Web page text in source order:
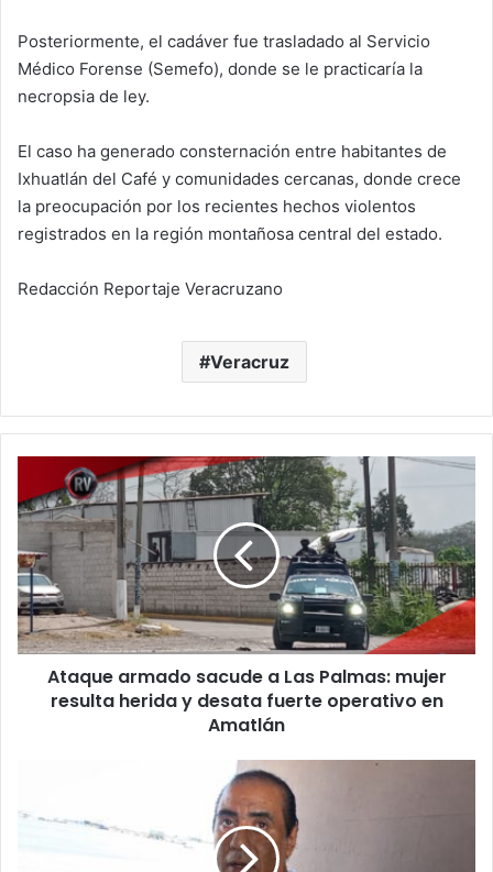
Posteriormente, el cadáver fue trasladado al Servicio
Médico Forense (Semefo), donde se le practicaría la
necropsia de ley.
El caso ha generado consternación entre habitantes de
Ixhuatlán del Café y comunidades cercanas, donde crece
la preocupación por los recientes hechos violentos
registrados en la región montañosa central del estado.
Redacción Reportaje Veracruzano
Veracruz
armado
sacude
Las
Palmas:
mujer
resulta
herida
desata
Ataque armado sacude a Las Palmas: mujer
resulta herida y desata fuerte operativo en
Amatlán
el